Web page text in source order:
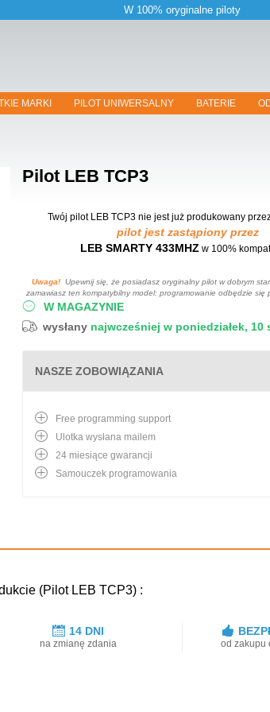
W 100% oryginalne piloty
MARKI PILOT UNIWERSALNY BATERIE
Pilot LEB TCP3
Twój pilot LEB TCP3 nie jest już produkowany
pilot jest zastąpiony przez
LEB SMARTY 433MHZ w 100%
Uwaga!Upewnij się, że posiadasz oryginalny pilot w dobrym
zamawiasz ten kompatybilny model: programowanie odbędzie się
W MAGAZYNIE
wysłany najwcześniej w poniedziałek, 10
NASZE ZOBOWIĄZANIA
Free programming support
Ulotka wysłana mailem
24 miesiące gwarancji
Samouczek programowania
(Pilot LEB TCP3) :
14 DNI
na zmianę zdania od zakupu